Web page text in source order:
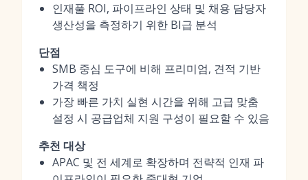
인재풀 ROI, 파이프라인 상태 및 채용 담당자
생산성을 측정하기 위한 BI급 분석
단점
SMB 중심 도구에 비해 프리미엄, 견적 기반
가격 책정
가장 빠른 가치 실현 시간을 위해 고급 맞춤
설정 시 공급업체 지원 구성이 필요할 수 있음
추천 대상
APAC 및 전 세계로 확장하며 전략적 인재 파